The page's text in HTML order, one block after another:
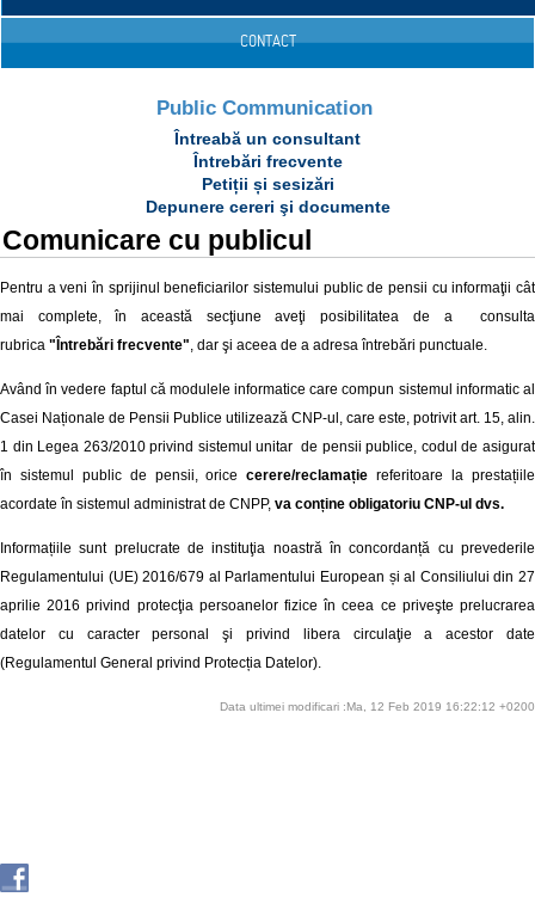
CONTACT
Public Communication
Întreabă un consultant
Întrebări frecvente
Petiții și sesizări
Depunere cereri şi documente
Comunicare cu publicul
Pentru a veni în sprijinul beneficiarilor sistemului public de pensii cu informaţii cât
mai complete, în această secţiune aveţi posibilitatea de a consulta
rubrica "Întrebări frecvente", dar şi aceea de a adresa întrebări punctuale.
Având în vedere faptul că modulele informatice care compun sistemul informatic al
Casei Naționale de Pensii Publice utilizează CNP-ul, care este, potrivit art. 15, alin.
1 din Legea 263/2010 privind sistemul unitar de pensii publice, codul de asigurat
în sistemul public de pensii, oricecerere/reclamație referitoare la prestațiile
acordate în sistemul administrat de CNPP, va conține obligatoriu CNP-ul dvs.
Informațiile sunt prelucrate de instituţia noastră în concordanță cu prevederile
Regulamentului (UE) 2016/679 al Parlamentului European și al Consiliului din 27
aprilie 2016 privind protecţia persoanelor fizice în ceea ce priveşte prelucrarea
datelor cu caracter personal şi privind libera circulaţie a acestor date
(Regulamentul General privind Protecția Datelor).
Data ultimei modificari :Ma, 12 Feb 2019 16:22:12 +0200